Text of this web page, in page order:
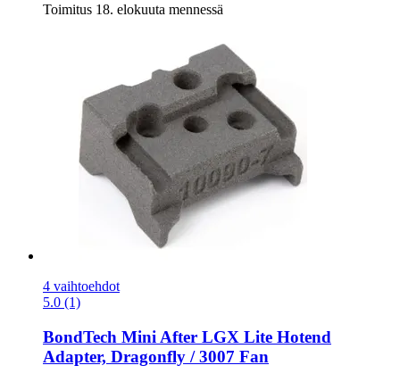
Toimitus 18. elokuuta mennessä
4 vaihtoehdot
5.0 (1)
BondTech Mini After LGX Lite Hotend
Adapter, Dragonfly / 3007 Fan